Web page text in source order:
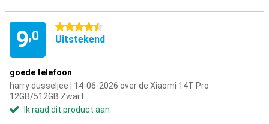
9,0
4.5 sterren
Uitstekend
goede telefoon
harry dusseljee | 14-06-2026 over de Xiaomi 14T Pro
12GB/512GB Zwart
Ik raad dit product aan